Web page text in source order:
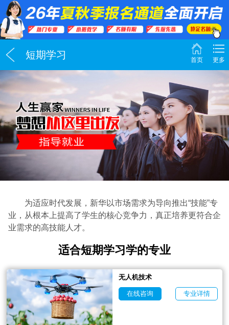
短期学习 首页 更多
为适应时代发展，新华以市场需求为导向推出“技能”专
业，从根本上提高了学生的核心竞争力，真正培养更符合企
业需求的高技能人才。
适合短期学习学的专业
无人机技术
在线咨询 专业详情